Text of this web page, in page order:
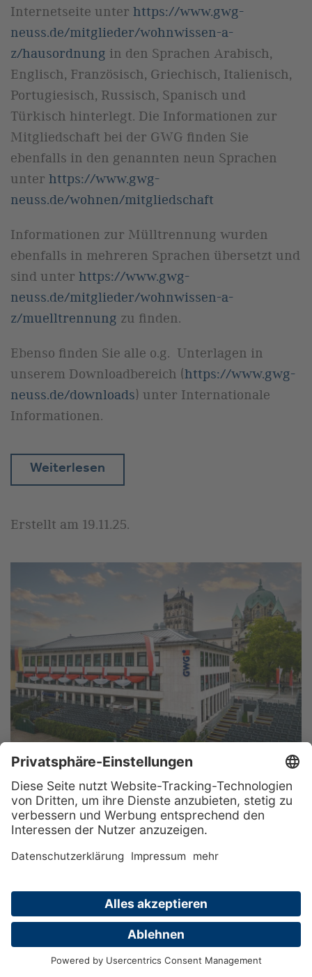
Internetseite unter https://www.gwg-
neuss.de/mitglieder/wohnwissen-a-
z/hausordnung in den Sprachen Arabisch,
Englisch, Französisch, Griechisch, Italienisch,
Portugiesisch, Russisch, Spanisch und
Türkisch hinterlegt. Die Informationen zur
Mitgliedschaft bei der GWG finden Sie
ebenfalls in den genannten neun Sprachen
unter https://www.gwg-
neuss.de/wohnen/mitgliedschaft
Informationen zur Mülltrennung wurden
ebenfalls in mehreren Sprachen übersetzt und
sind unter https://www.gwg-
neuss.de/mitglieder/wohnwissen-a-
z/muelltrennung zu finden.
Ebenso finden Sie alle o.g. Unterlagen in
unserem Downloadbereich (https://www.gwg-
neuss.de/downloads) unter Internationale
Informationen.
Weiterlesen
Erstellt am 19.11.25.
GEÄNDERTE ÖFFNUNGSZEITEN
WÄHREND DER
SCHÜTZENFESTTAGE 2026
wegen des Schützenfestes ist die
Geschäftsstelle der GWG vom 27.08. bis
02.09.2026 geschlossen.
Unseren Notdienst erreichen Sie an allen